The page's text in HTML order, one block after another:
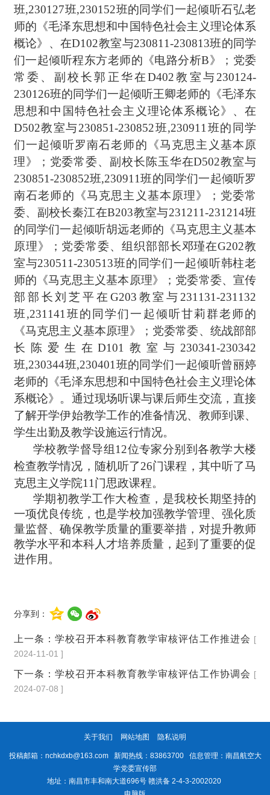
班,230127班,230152班的同学们一起倾听石弘老
师的《毛泽东思想和中国特色社会主义理论体系
概论》、在D102教室与230811-230813班的同学
们一起倾听程东方老师的《电路分析B》；党委
常委、副校长郭正华在D402教室与230124-
230126班的同学们一起倾听王卿老师的《毛泽东
思想和中国特色社会主义理论体系概论》、在
D502教室与230851-230852班,230911班的同学
们一起倾听罗南石老师的《马克思主义基本原
理》；党委常委、副校长陈玉华在D502教室与
230851-230852班,230911班的同学们一起倾听罗
南石老师的《马克思主义基本原理》；党委常
委、副校长秦江在B203教室与231211-231214班
的同学们一起倾听胡远老师的《马克思主义基本
原理》；党委常委、组织部部长邓瑾在G202教
室与230511-230513班的同学们一起倾听韩柱老
师的《马克思主义基本原理》；党委常委、宣传
部部长刘芝平在G203教室与231131-231132
班,231141班的同学们一起倾听甘莉群老师的
《马克思主义基本原理》；党委常委、统战部部
长陈爱生在D101教室与230341-230342
班,230344班,230401班的同学们一起倾听曾丽婷
老师的《毛泽东思想和中国特色社会主义理论体
系概论》。通过现场听课与课后师生交流，直接
了解开学伊始教学工作的准备情况、教师到课、
学生出勤及教学设施运行情况。
学校教学督导组12位专家分别到各教学大楼
检查教学情况，随机听了26门课程，其中听了马
克思主义学院11门思政课程。
学期初教学工作大检查，是我校长期坚持的
一项优良传统，也是学校加强教学管理、强化质
量监督、确保教学质量的重要举措，对提升教师
教学水平和本科人才培养质量，起到了重要的促
进作用。
分享到：
上一条：学校召开本科教育教学审核评估工作推进会 [
2024-11-01 ]
下一条：学校召开本科教育教学审核评估工作协调会 [
2024-07-08 ]
关于我们 网站地图 隐私说明
投稿邮箱：nchkdxb@163.com 新闻热线：83863700 信息管理：南昌航空大
学党委宣传部
地址：南昌市丰和南大道696号 赣洪备 2-4-3-2002020